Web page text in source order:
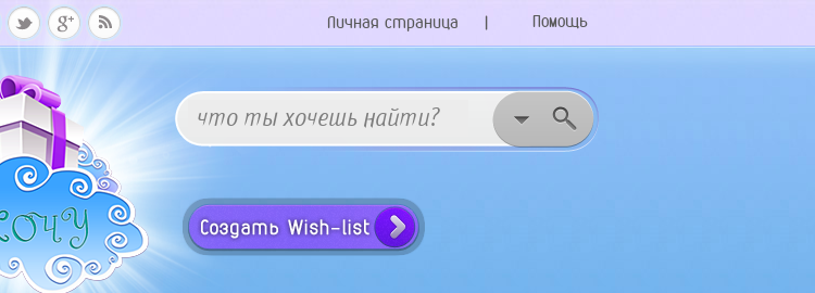
Помощь
|
Личная страница